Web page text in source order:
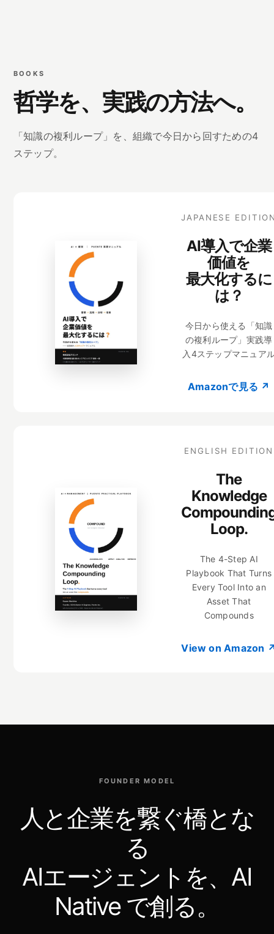
BOOKS
哲学を、実践の方法へ。
「知識の複利ループ」を、組織で今日から回すための4
ステップ。
JAPANESE
AI導入で企業
価値を
最大化するに
は？
今日から使える「知識
の複利ループ」実践導
入4ステップマニュア
Amazonで見る ↗
ENGLISH EDITION
The
Knowledge
Loop.
The 4-Step AI
Playbook That Turns
Every Tool Into an
Asset That
Compounds
View on Amazon
FOUNDER MODEL
人と企業を繋ぐ橋とな
る
AIエージェントを、AI
Native で創る。